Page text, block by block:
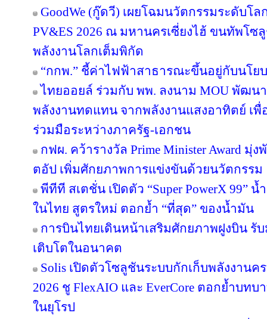
GoodWe (กู๊ดวี) เผยโฉมนวัตกรรมระดับโล
PV&ES 2026 ณ มหานครเซี่ยงไฮ้ ขนทัพโ
พลังงานโลกเต็มพิกัด
“กกพ.” ชี้ค่าไฟฟ้าสาธารณะขึ้นอยู่กับนโย
ไทยออยล์ ร่วมกับ พพ. ลงนาม MOU พัฒนา
พลังงานทดแทน จากพลังงานแสงอาทิตย์ เพื่
ร่วมมือระหว่างภาครัฐ-เอกชน
กฟผ. คว้ารางวัล Prime Minister Award มุ่
ตอัป เพิ่มศักยภาพการแข่งขันด้วยนวัตกรรม
พีทีที สเตชั่น เปิดตัว “Super PowerX 99”
ในไทย สูตรใหม่ ตอกย้ำ “ที่สุด” ของน้ำมัน
การบินไทยเดินหน้าเสริมศักยภาพฝูงบิน รับ
เติบโตในอนาคต
Solis เปิดตัวโซลูชันระบบกักเก็บพลังงานคร
2026 ชู FlexAIO และ EverCore ตอกย้ำบท
ในยุโรป